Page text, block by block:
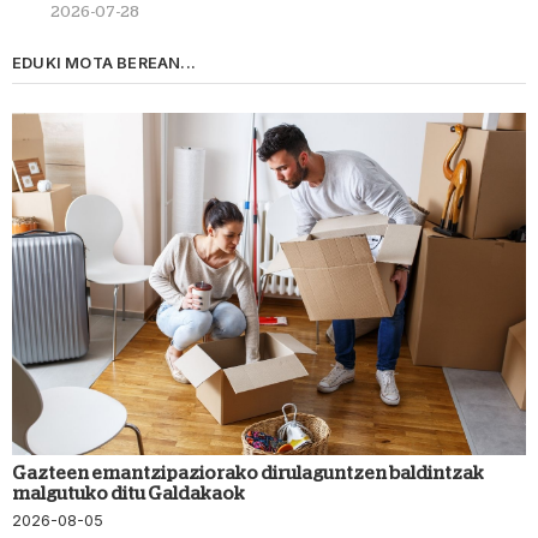
2026-07-28
EDUKI MOTA BEREAN...
Gazteen emantzipaziorako dirulaguntzen baldintzak
malgutuko ditu Galdakaok
2026-08-05